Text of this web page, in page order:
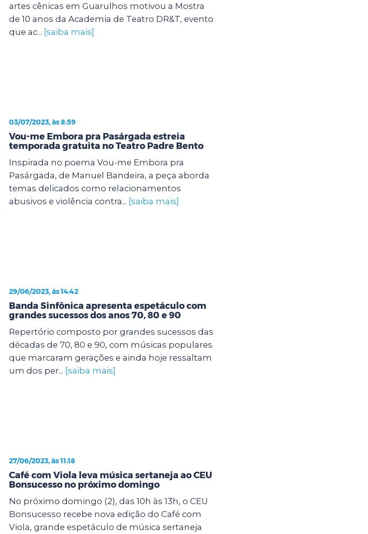
artes cênicas em Guarulhos motivou a Mostra
de 10 anos da Academia de Teatro DR&T, evento
que ac... [saiba mais]
03/07/2023, às 8:59
Vou-me Embora pra Pasárgada estreia
temporada gratuita no Teatro Padre Bento
Inspirada no poema Vou-me Embora pra
Pasárgada, de Manuel Bandeira, a peça aborda
temas delicados como relacionamentos
abusivos e violência contra... [saiba mais]
29/06/2023, às 14:42
Banda Sinfônica apresenta espetáculo com
grandes sucessos dos anos 70, 80 e 90
Repertório composto por grandes sucessos das
décadas de 70, 80 e 90, com músicas populares
que marcaram gerações e ainda hoje ressaltam
um dos per... [saiba mais]
27/06/2023, às 11:18
Café com Viola leva música sertaneja ao CEU
Bonsucesso no próximo domingo
No próximo domingo (2), das 10h às 13h, o CEU
Bonsucesso recebe nova edição do Café com
Viola, grande espetáculo de música sertaneja